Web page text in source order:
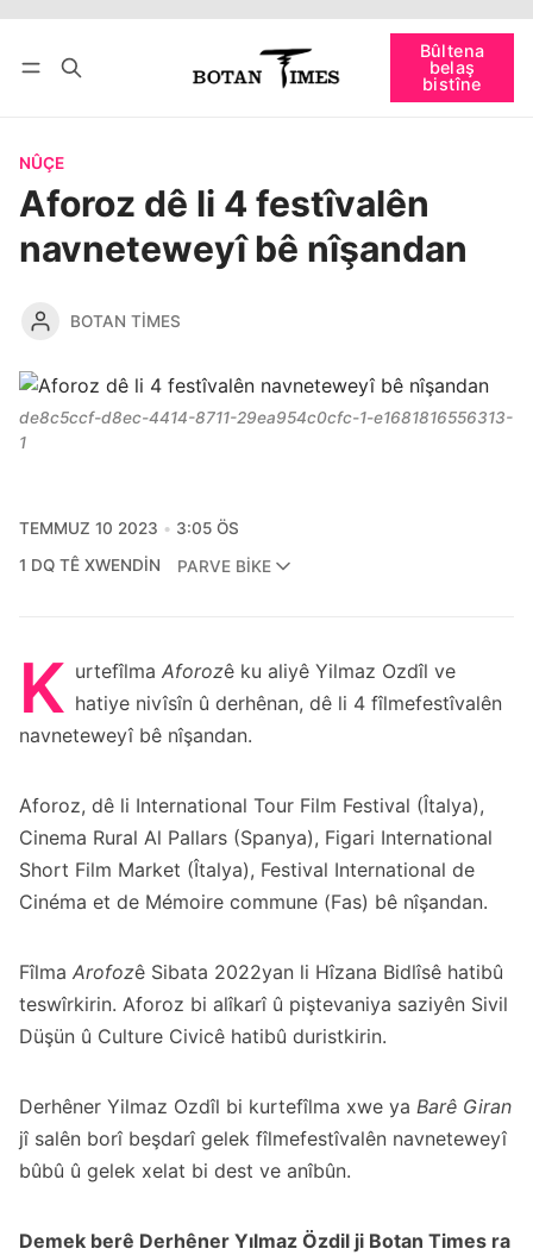
Bûltena
belaş
bistîne
Têkevê Bûltena belaş bistîne
NÛÇE
Aforoz dê li 4 festîvalên
navneteweyî bê nîşandan
BOTAN TIMES
de8c5ccf-d8ec-4414-8711-29ea954c0cfc-1-e1681816556313-
1
TEMMUZ 10 2023
3:05 ÖS
1 DQ TÊ XWENDIN
PARVE BIKE
K urtefîlma Aforozê ku aliyê Yilmaz Ozdîl ve
hatiye nivîsîn û derhênan, dê li 4 fîlmefestîvalên
navneteweyî bê nîşandan.
Aforoz, dê li International Tour Film Festival (Îtalya),
Cinema Rural Al Pallars (Spanya), Figari International
Short Film Market (Îtalya), Festival International de
Cinéma et de Mémoire commune (Fas) bê nîşandan.
Fîlma Arofozê Sibata 2022yan li Hîzana Bidlîsê hatibû
teswîrkirin. Aforoz bi alîkarî û piştevaniya saziyên Sivil
Düşün û Culture Civicê hatibû duristkirin.
Derhêner Yilmaz Ozdîl bi kurtefîlma xwe ya Barê Giran
jî salên borî beşdarî gelek fîlmefestîvalên navneteweyî
bûbû û gelek xelat bi dest ve anîbûn.
Demek berê Derhêner Yılmaz Özdil ji Botan Times ra